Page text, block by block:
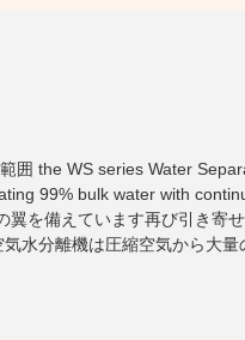
囲 the WS series Water
99% bulk water with
翼を備えています再び引き
水分離機は圧縮空気から大